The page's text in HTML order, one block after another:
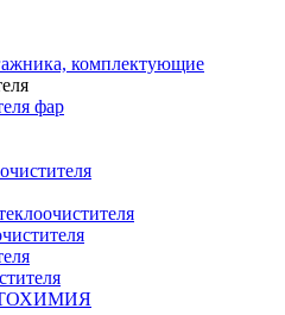
комплектующие
фар